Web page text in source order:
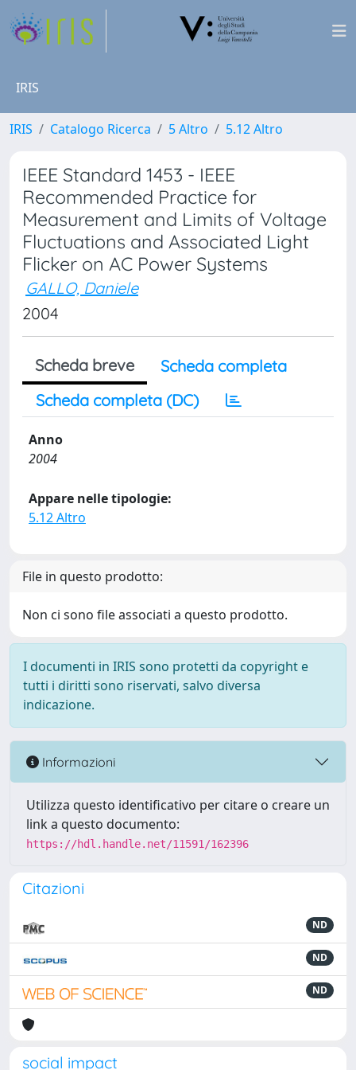
IRIS
IRIS Catalogo Ricerca 5 Altro 5.12 Altro
IEEE Standard 1453 - IEEE
Recommended Practice for
Measurement and Limits of Voltage
Fluctuations and Associated Light
Flicker on AC Power Systems
GALLO, Daniele
2004
Scheda breve
Scheda completa
Scheda completa (DC)
Anno
2004
Appare nelle tipologie:
5.12 Altro
File in questo prodotto:
Non ci sono file associati a questo prodotto.
I documenti in IRIS sono protetti da copyright e
tutti i diritti sono riservati, salvo diversa
indicazione.
Informazioni
Utilizza questo identificativo per citare o creare un
link a questo documento:
https://hdl.handle.net/11591/162396
Citazioni
ND
ND
ND
social impact